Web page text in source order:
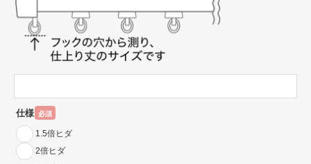
仕様 必須
1.5倍ヒダ
2倍ヒダ